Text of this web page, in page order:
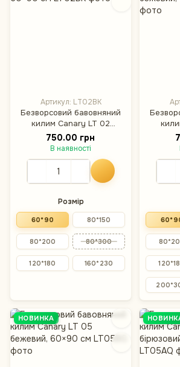
Артикул: LT02BK
Безворсовий бавовняний
килим Canary LT 02
чорний, 60×90 см
750.00 грн
В наявності
Розмір
60*90 80*150
80*200 80*300
120*180 160*230
НОВИНКА